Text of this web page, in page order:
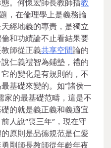
。何懷宏師長教師指教
，在倫理學上是義務論
經地義的專責，是獨立
和功績論不止看結果要
師從正義共享空間論的
仁義禮智為鋪墊，禮的
的變化是有規則的，不
基礎來變的。如“諸侯一
家的最基礎范疇，這是不
的就是義正義和義適宜
人說“喪三年”，現在守
原則是品德規范是仁愛
剛師長教師從年齡年夜